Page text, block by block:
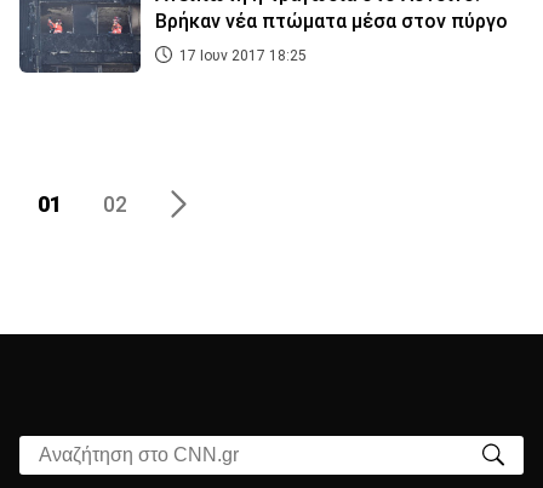
Βρήκαν νέα πτώματα μέσα στον πύργο
17 Ιουν 2017 18:25
01 02
Αναζήτηση στο CNN.gr